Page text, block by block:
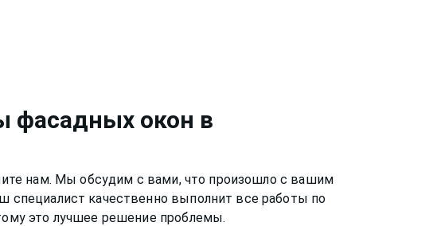
фасадных окон в
нам. Мы обсудим с вами, что произошло с вашим
специалист качественно выполнит все работы по
это лучшее решение проблемы.